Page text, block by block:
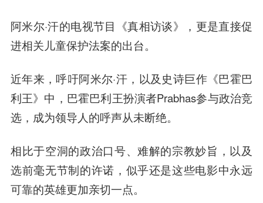
阿米尔·汗的电视节目《真相访谈》，更是直接促
进相关儿童保护法案的出台。
近年来，呼吁阿米尔·汗，以及史诗巨作《巴霍巴
利王》中，巴霍巴利王扮演者Prabhas参与政治竞
选，成为领导人的呼声从未断绝。
相比于空洞的政治口号、难解的宗教妙旨，以及
选前毫无节制的许诺，似乎还是这些电影中永远
可靠的英雄更加亲切一点。